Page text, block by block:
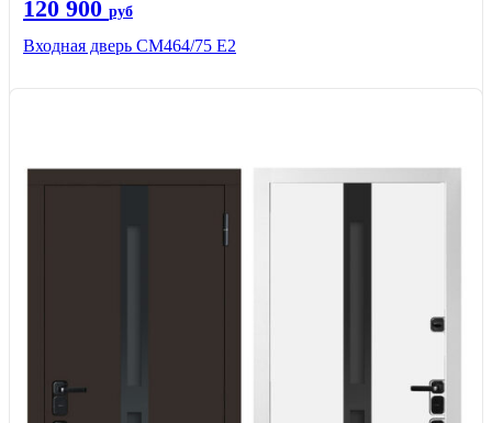
120 900 руб
Входная дверь СМ464/75 Е2